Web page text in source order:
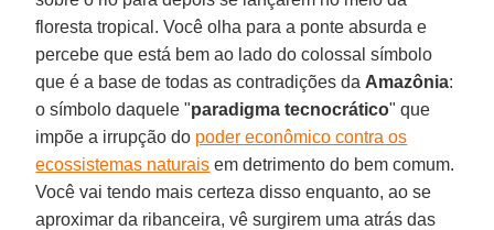
floresta tropical. Você olha para a ponte absurda e
percebe que está bem ao lado do colossal símbolo
que é a base de todas as contradições da Amazônia:
o símbolo daquele "paradigma tecnocrático" que
impõe a irrupção do poder econômico contra os
ecossistemas naturais em detrimento do bem comum.
Você vai tendo mais certeza disso enquanto, ao se
aproximar da ribanceira, vê surgirem uma atrás das